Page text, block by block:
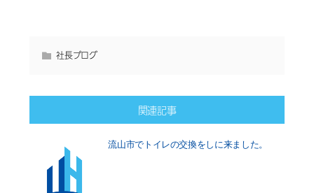
社長ブログ
関連記事
流山市でトイレの交換をしに来ました。